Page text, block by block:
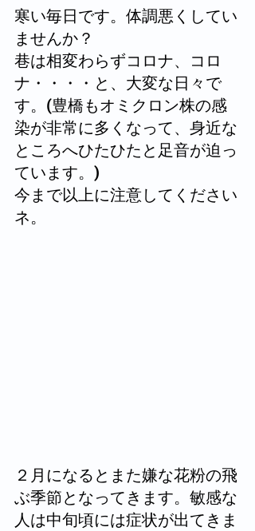
寒い毎日です。体調悪くしてい
ませんか？
巷は相変わらずコロナ、コロ
ナ・・・・と、大変な日々で
す。(豊橋もオミクロン株の感
染が非常に多くなって、身近な
ところへひたひたと足音が迫っ
ています。)
今まで以上に注意してください
ネ。
２月になるとまた嫌な花粉の飛
ぶ季節となってきます。敏感な
人は中旬頃には症状が出てきま